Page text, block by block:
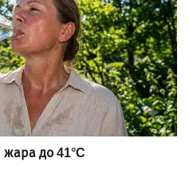
жара до 41°C